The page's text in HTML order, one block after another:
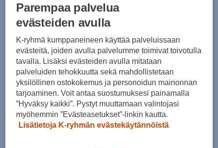
Koko
36,5
Kokotaulukko
Lisää ostoskoriin
Parempaa palvelua
evästeiden avulla
K-ryhmä kumppaneineen käyttää palveluissaan
evästeitä, joiden avulla palvelumme toimivat toivotulla
tavalla. Lisäksi evästeiden avulla mitataan
palveluiden tehokkuutta sekä mahdollistetaan
yksilöllinen ostokokemus ja personoidun mainonnan
tarjoaminen. Voit antaa suostumuksesi painamalla
”Hyväksy kaikki”. Pystyt muuttamaan valintojasi
myöhemmin ”Evästeasetukset”-linkin kautta.
Lisätietoja K-ryhmän evästekäytännöistä